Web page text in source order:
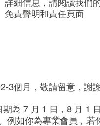
詳細信息，請閱讀我們
免責聲明和責任頁面
3個月，敬請留意，謝謝
為 7 月 1 日，8 月 1
例如你為專業會員，